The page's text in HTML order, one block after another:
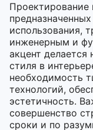
Проектирование
использования,
инженерным и
акцент делается
стиля в
необходимость
технологий,
эстетичность.
совершенство
сроки и по